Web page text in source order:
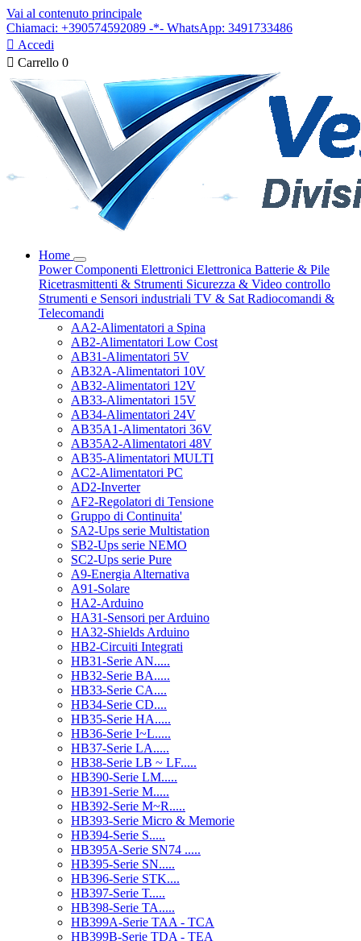
Vai al contenuto principale
Chiamaci: +390574592089 -*- WhatsApp: 3491733486
 Accedi
 Carrello 0
Home
PowerComponenti Elettronici Elettronica Batterie & Pile
Ricetrasmittenti & Strumenti Sicurezza & Video controllo
Strumenti e Sensori industriali TV & Sat Radiocomandi &
Telecomandi
AA2-Alimentatori a Spina
AB2-Alimentatori Low Cost
AB31-Alimentatori 5V
AB32A-Alimentatori 10V
AB32-Alimentatori 12V
AB33-Alimentatori 15V
AB34-Alimentatori 24V
AB35A1-Alimentatori 36V
AB35A2-Alimentatori 48V
AB35-Alimentatori MULTI
AC2-Alimentatori PC
AD2-Inverter
AF2-Regolatori di Tensione
Gruppo di Continuita'
SA2-Ups serie Multistation
SB2-Ups serie NEMO
SC2-Ups serie Pure
A9-Energia Alternativa
A91-Solare
HA2-Arduino
HA31-Sensori per Arduino
HA32-Shields Arduino
HB2-Circuiti Integrati
HB31-Serie AN.....
HB32-Serie BA.....
HB33-Serie CA....
HB34-Serie CD....
HB35-Serie HA.....
HB36-Serie I~L.....
HB37-Serie LA.....
HB38-Serie LB ~ LF.....
HB390-Serie LM.....
HB391-Serie M.....
HB392-Serie M~R.....
HB393-Serie Micro & Memorie
HB394-Serie S.....
HB395A-Serie SN74 .....
HB395-Serie SN.....
HB396-Serie STK....
HB397-Serie T.....
HB398-Serie TA.....
HB399A-Serie TAA - TCA
HB399B-Serie TDA - TEA